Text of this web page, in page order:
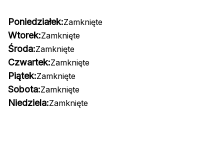
Poniedziałek:Zamknięte
Wtorek:Zamknięte
Środa:Zamknięte
Czwartek:Zamknięte
Piątek:Zamknięte
Sobota:Zamknięte
Niedziela:Zamknięte